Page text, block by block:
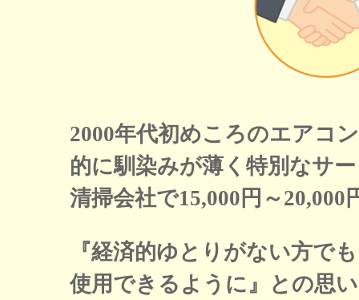
2000年代初めころのエアコ
的に馴染みが薄く特別なサ
清掃会社で15,000円～20,000
『経済的ゆとりがない方で
使用できるように』との思